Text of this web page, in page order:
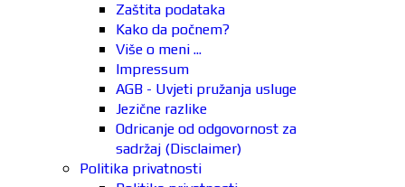
Zaštita podataka
Kako da počnem?
Više o meni ...
Impressum
AGB - Uvjeti pružanja usluge
Jezične razlike
Odricanje od odgovornost za
sadržaj (Disclaimer)
Politika privatnosti